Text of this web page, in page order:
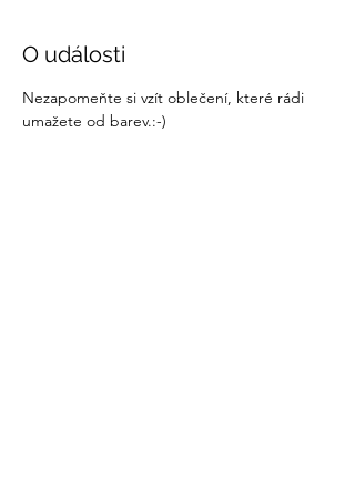
O události
Nezapomeňte si vzít oblečení, které rádi
umažete od barev.:-)